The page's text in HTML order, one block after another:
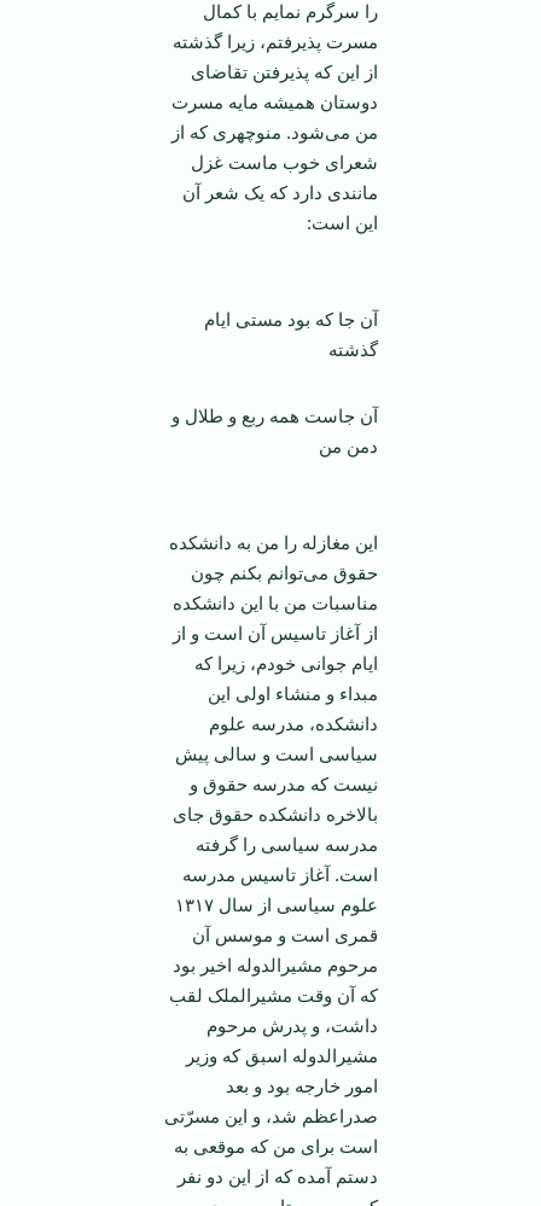
را سرگرم نمایم با کمال
مسرت پذیرفتم، زیرا گذشته
از این که پذیرفتن تقاضای
دوستان همیشه مایه مسرت
من می‌شود. منوچهری که از
شعرای خوب ماست غزل
مانندی دارد که یک شعر آن
این است:
آن جا که بود مستی ایام
گذشته
آن جاست همه ربع و طلال و
دمن من
این مغازله را من به دانشکده
حقوق می‌توانم بکنم چون
مناسبات من با این دانشکده
از آغاز تاسیس آن است و از
ایام جوانی خودم، زیرا که
مبداء و منشاء اولی این
دانشکده، مدرسه علوم
سیاسی است و سالی پیش
نیست که مدرسه حقوق و
بالاخره دانشکده حقوق جای
مدرسه سیاسی را گرفته
است. آغاز تاسیس مدرسه
علوم سیاسی از سال ۱۳۱۷
قمری است و موسس آن
مرحوم مشیرالدوله اخیر بود
که آن وقت مشیرالملک لقب
داشت، و پدرش مرحوم
مشیرالدوله اسبق که وزیر
امور خارجه بود و بعد
صدراعظم شد، و این مسرّتی
است برای من که موقعی به
دستم آمده که از این دو نفر